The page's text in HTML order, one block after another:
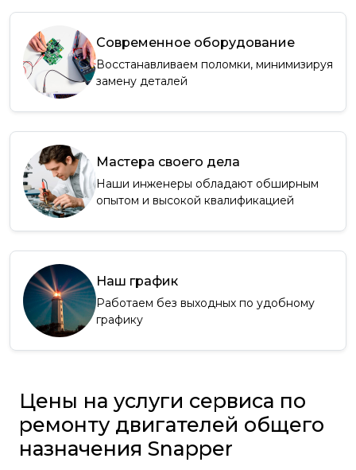
Современное оборудование
Восстанавливаем поломки, минимизируя
замену деталей
Мастера своего дела
Наши инженеры обладают обширным
опытом и высокой квалификацией
Наш график
Работаем без выходных по удобному
графику
Цены на услуги сервиса по
ремонту двигателей общего
назначения Snapper